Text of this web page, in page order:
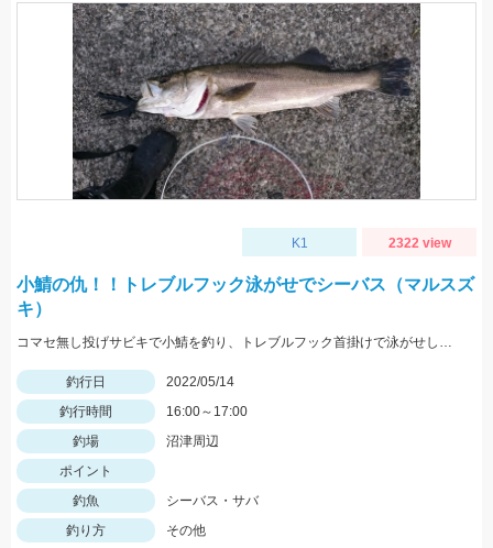
K1 2322 view
小鯖の仇！！トレブルフック泳がせでシーバス（マルスズ
キ）
コマセ無し投げサビキで小鯖を釣り、トレブルフック首掛けで泳がせして10分でシーバスヒット。
釣行日
2022/05/14
釣行時間
16:00～17:00
釣場
沼津周辺
ポイント
釣魚
シーバス・サバ
釣り方
その他